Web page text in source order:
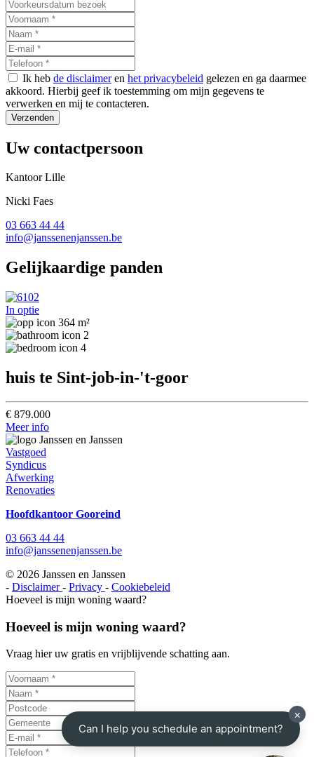
Ik heb de disclaimeren het privacybeleid gelezen en ga daarmee
akkoord. Hierbij geef ik toestemming om mijn gegevens te
verwerken en mij te contacteren.
Verzenden
Uw contactpersoon
Kantoor Lille
Nicki Faes
03 663 44 44
info@janssenenjanssen.be
Gelijkaardige panden
In optie
364 m²
2
4
huis te Sint-job-in-'t-goor
€ 879.000
Meer info
Vastgoed
Syndicus
Afwerking
Renovaties
Hoofdkantoor Gooreind
03 663 44 44
info@janssenenjanssen.be
© 2026 Janssen en Janssen
- Disclaimer- Privacy - Cookiebeleid
Hoeveel is mijn woning waard?
Hoeveel is mijn woning waard?
Vraag hier uw gratis en vrijblijvende schatting aan.